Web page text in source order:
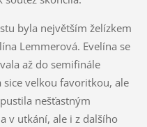
byla největším želízkem
Lemmerová. Evelína se
až do semifinále
velkou favoritkou, ale
nešťastným
v utkání, ale i z dalšího